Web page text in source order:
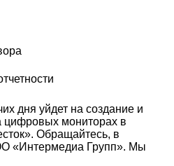
дня уйдет на создание и
мониторах в
Обращайтесь, в
«Интермедиа Групп». Мы